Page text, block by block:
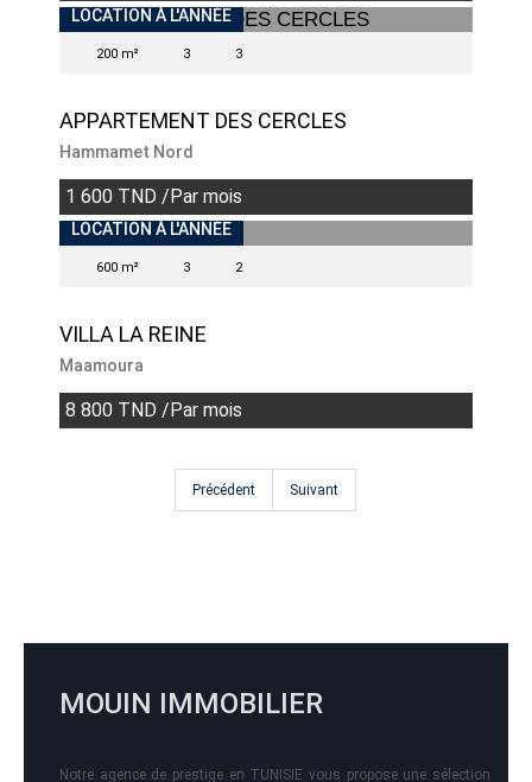
INDISPONIBLE
LOCATION À L'ANNÉE
200 m² 3 3
APPARTEMENT DES CERCLES
Hammamet Nord
1 600 TND /Par mois
INDISPONIBLE
LOCATION À L'ANNÉE
600 m² 3 2
VILLA LA REINE
Maamoura
8 800 TND /Par mois
Précédent Suivant
MOUIN IMMOBILIER
Notre agence de prestige en TUNISIE vous propose une sélection